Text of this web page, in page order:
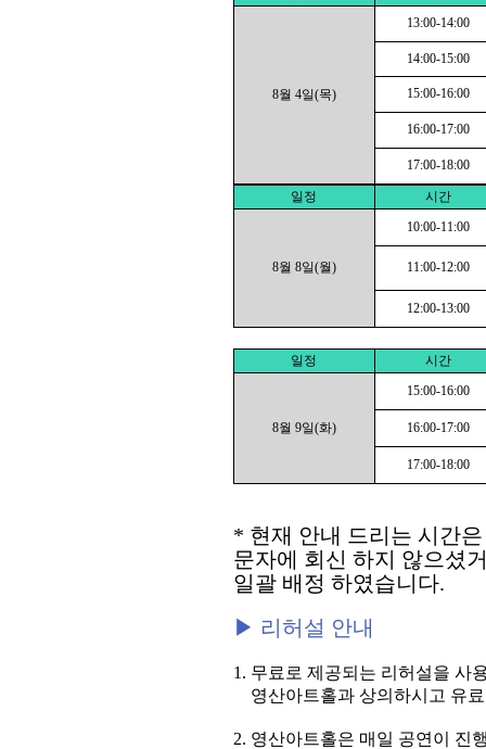
8월 4일(목)
13:00-14:00
14:00-15:00
15:00-16:00
16:00-17:00
17:00-18:00
일정 시간
8월 8일(월)
10:00-11:00
11:00-12:00
12:00-13:00
일정 시간
8월 9일(화)
15:00-16:00
16:00-17:00
17:00-18:00
* 현재 안내 드리는 시간
문자에 회신 하지 않으셨
일괄 배정 하였습니다.
▶ 리허설 안내
1. 무료로 제공되는 리허설을 사
영산아트홀과 상의하시고 유
2. 영산아트홀은 매일 공연이 진